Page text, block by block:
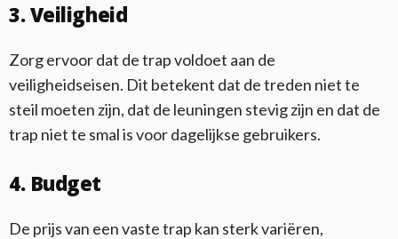
3. Veiligheid
Zorg ervoor dat de trap voldoet aan de
veiligheidseisen. Dit betekent dat de treden niet te
steil moeten zijn, dat de leuningen stevig zijn en dat de
trap niet te smal is voor dagelijkse gebruikers.
4. Budget
De prijs van een vaste trap kan sterk variëren,